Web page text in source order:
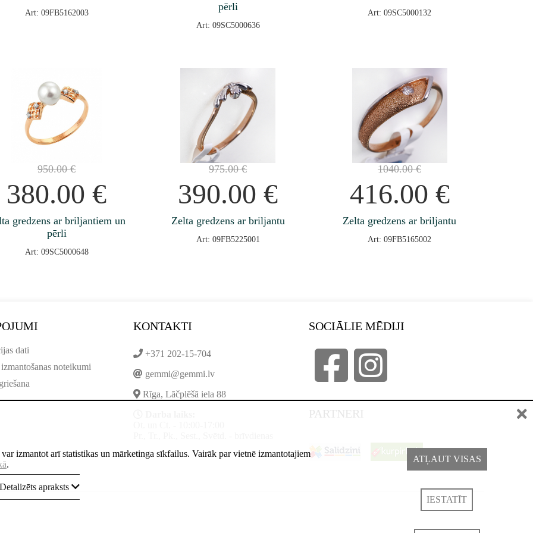
Art: 09FB5162003
pērli
Art: 09SC5000636
Art: 09SC5000132
950.00€
380.00€
gredzens ar briljantiem un
pērli
Art: 09SC5000648
975.00€
390.00€
Zelta gredzens ar briljantu
Art: 09FB5225001
1040.00€
416.00 €
Zelta gredzens ar briljantu
Art: 09FB5165002
dati
noteikumi
KONTAKTI
+371 202-15-704
gemmi@gemmi.lv
Rīga, Lāčplēšā iela 88
SOCIĀLIE MĒDIJI
PARTNERI
izmantot arī statistikas un mārketinga sīkfailus. Vairāk par vietnē izmantotajiem
.
apraksts
ATĻAUT VISAS
IESTATĪT